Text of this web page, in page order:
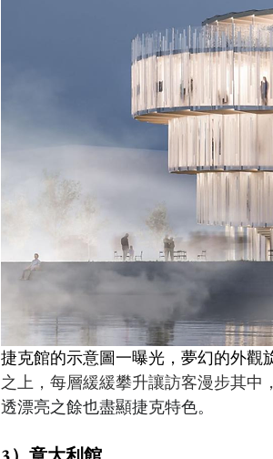
捷克館的示意圖一曝光，夢幻的外觀
之上，每層緩緩攀升讓訪客漫步其
透漂亮之餘也盡顯捷克特色。